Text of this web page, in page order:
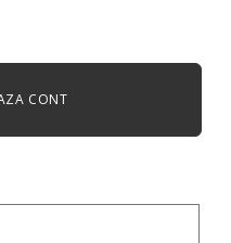
CONT
În acest context,